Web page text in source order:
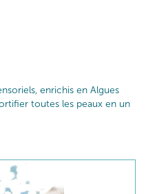
enrichis en Algues
toutes les peaux en un